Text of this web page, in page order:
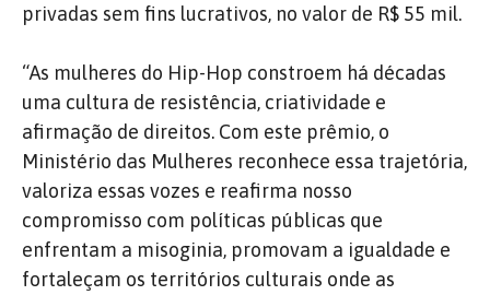
privadas sem fins lucrativos, no valor de R$ 55 mil.
“As mulheres do Hip-Hop constroem há décadas
uma cultura de resistência, criatividade e
afirmação de direitos. Com este prêmio, o
Ministério das Mulheres reconhece essa trajetória,
valoriza essas vozes e reafirma nosso
compromisso com políticas públicas que
enfrentam a misoginia, promovam a igualdade e
fortaleçam os territórios culturais onde as